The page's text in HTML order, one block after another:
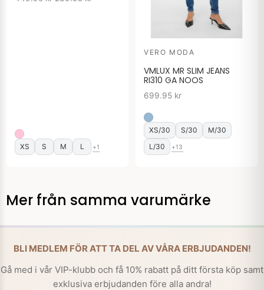
XS S M L +1
VERO MODA
VMLUX MR SLIM JEANS
RI310 GA NOOS
699.95 kr
XS/30 S/30
M/30
L/30
+13
Mer från samma varumärke
BLI MEDLEM FÖR ATT TA DEL AV VÅRA ERBJUDANDEN!
Gå med i vår VIP-klubb och få 10% rabatt på ditt första köp samt
exklusiva erbjudanden före alla andra!